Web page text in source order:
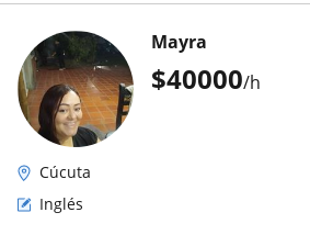
$40000/h
Mayra
Cúcuta
Inglés